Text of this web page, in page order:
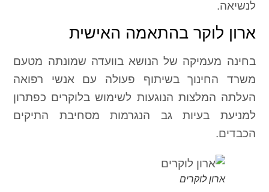
לנשיאה.
ארון לוקר בהתאמה האישית
בחינה מעמיקה של הנושא בוועדה שמונתה מטעם
משרד החינוך בשיתוף פעולה עם אנשי רפואה
העלתה המלצות הנוגעות לשימוש בלוקרים כפתרון
למניעת בעיות גב הנגרמות מסחיבת התיקים
הכבדים.
ארון לוקרים